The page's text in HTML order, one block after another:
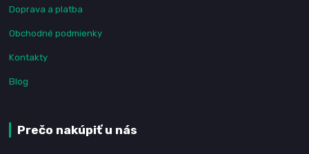
Doprava a platba
Obchodné podmienky
Kontakty
Blog
Prečo nakúpiť u nás